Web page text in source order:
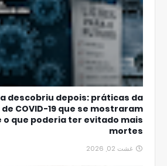
descobriu depois: práticas da
COVID-19 que se mostraram
o que poderia ter evitado mais
mortes
غشت 02, 2026